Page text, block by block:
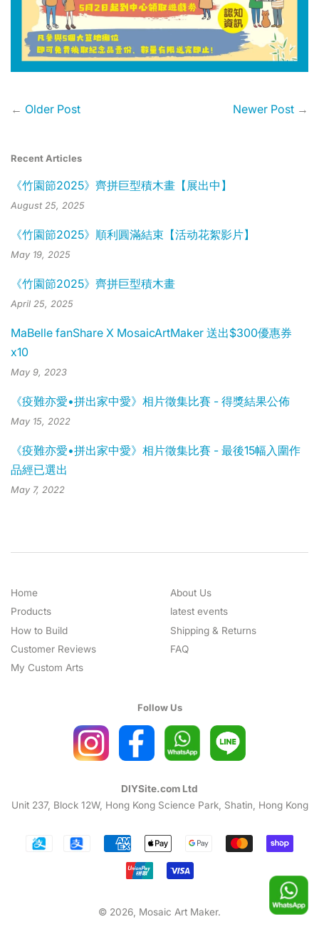
← Older Post Newer Post →
Recent Articles
《竹園節2025》齊拼巨型積木畫【展出中】
August 25, 2025
《竹園節2025》順利圓滿結束【活动花絮影片】
May 19, 2025
《竹園節2025》齊拼巨型積木畫
April 25, 2025
MaBelle fanShare X MosaicArtMaker 送出$300優惠券
x10
May 9, 2023
《疫難亦愛•拼出家中愛》相片徵集比賽 - 得獎結果公佈
May 15, 2022
《疫難亦愛•拼出家中愛》相片徵集比賽 - 最後15幅入圍作
品經已選出
May 7, 2022
Home
Products
How to Build
Customer Reviews
My Custom Arts
About Us
latest events
Shipping & Returns
FAQ
Follow Us
DIYSite.com Ltd
Unit 237, Block 12W, Hong Kong Science Park, Shatin, Hong Kong
Payment
icons
© 2026, Mosaic Art Maker.